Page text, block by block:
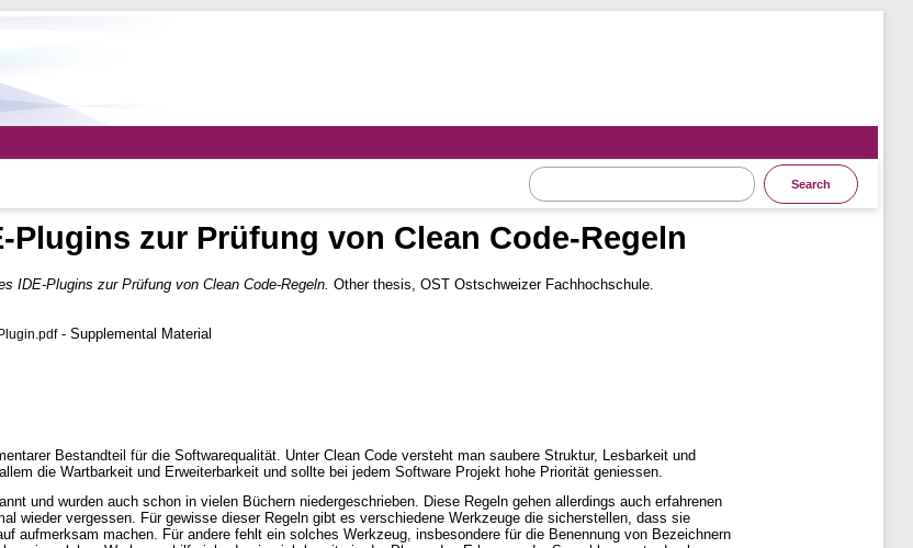
Plugins zur Prüfung von Clean Code-Regeln
IDE-Plugins zur Prüfung von Clean Code-Regeln. Other thesis, OST Ostschweizer Fachhochschule.
- Supplemental Material
Bestandteil für die Softwarequalität. Unter Clean Code versteht man saubere Struktur, Lesbarkeit und
die Wartbarkeit und Erweiterbarkeit und sollte bei jedem Software Projekt hohe Priorität geniessen.
und wurden auch schon in vielen Büchern niedergeschrieben. Diese Regeln gehen allerdings auch erfahrenen
wieder vergessen. Für gewisse dieser Regeln gibt es verschiedene Werkzeuge die sicherstellen, dass sie
aufmerksam machen. Für andere fehlt ein solches Werkzeug, insbesondere für die Benennung von Bezeichnern